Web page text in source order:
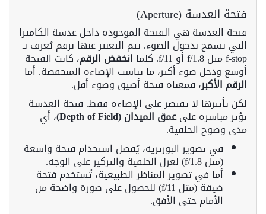
فتحة العدسة (Aperture)
فتحة العدسة هي الفتحة الموجودة داخل عدسة الكاميرا
التي تسمح بدخول الضوء. يتم التعبير عنها برقم يُعرف بـ
f-stop مثل f/1.8 أو f/11. كلما انخفض الرقم، كانت الفتحة
أوسع ودخل ضوء أكثر، ما يناسب الإضاءة المنخفضة. أما
الرقم الأكبر، فمعناه فتحة أضيق وضوء أقل.
لكن تأثيرها لا يقتصر على الإضاءة فقط. فتحة العدسة
تؤثر مباشرة علىعمق الميدان (Depth of Field) ، أي
مدى وضوح الخلفية.
في تصوير البورتريه، يُفضل استخدام فتحة واسعة
(مثل f/1.8) لعزل الخلفية والتركيز على الوجه.
أما في تصوير المناظر الطبيعية، تُستخدم فتحة
ضيقة (مثل f/11) للحصول على صورة واضحة من
الأمام حتى الأفق.